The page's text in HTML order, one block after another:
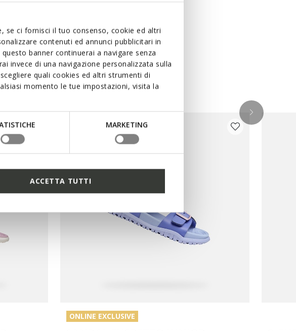
se ci fornisci il tuo consenso, cookie ed altri
contenuti ed annunci pubblicitari in
banner continuerai a navigare senza
invece di una navigazione personalizzata sulla
quali cookies ed altri strumenti di
momento le tue impostazioni, visita la
MARKETING
ACCETTA TUTTI
ONLINE EXCLUSIVE